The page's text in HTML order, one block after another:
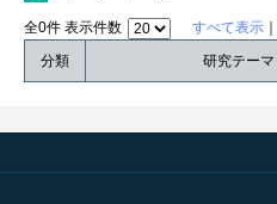
全0件 表示件数 すべて表示
分類
研究テーマ